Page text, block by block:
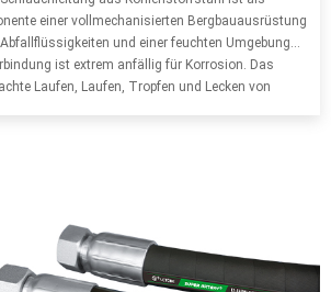
einer vollmechanisierten Bergbauausrüstung
und einer feuchten Umgebung
ist extrem anfällig für Korrosion. Das
Laufen, Laufen, Tropfen und Lecken von